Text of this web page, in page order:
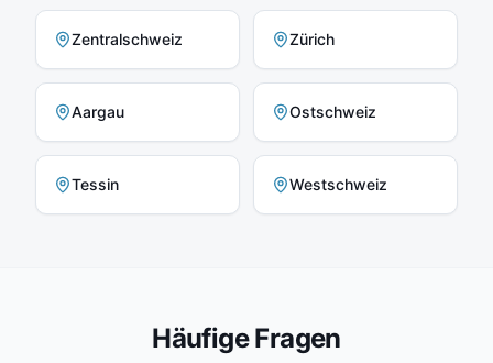
Zentralschweiz Zürich
Aargau Ostschweiz
Tessin Westschweiz
Häufige Fragen